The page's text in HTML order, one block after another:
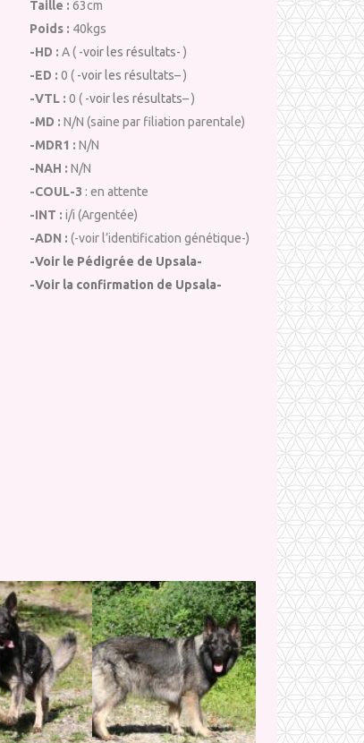
Taille : 63cm
Poids : 40kgs
-HD : A (-voir les résultats- )
-ED : 0 (-voir les résultats– )
-VTL : 0 (-voir les résultats– )
-MD : N/N (saine par filiation parentale)
-MDR1 : N/N
-NAH : N/N
-COUL-3 : en attente
-INT : i/i (Argentée)
-ADN : (-voir l’identification génétique-)
-Voir le Pédigrée de Upsala-
-Voir la confirmation de Upsala-